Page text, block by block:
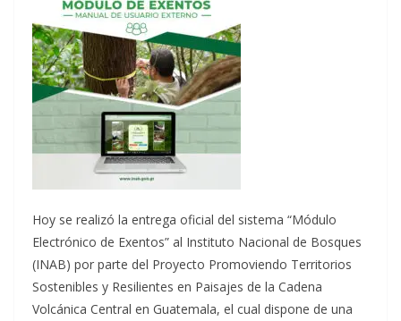
Hoy se realizó la entrega oficial del sistema “Módulo
Electrónico de Exentos” al Instituto Nacional de Bosques
(INAB) por parte del Proyecto Promoviendo Territorios
Sostenibles y Resilientes en Paisajes de la Cadena
Volcánica Central en Guatemala, el cual dispone de una